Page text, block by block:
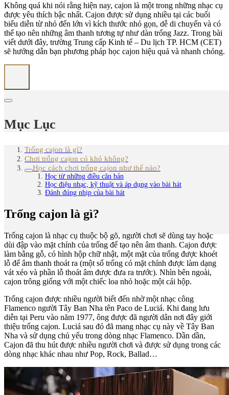
Không quá khi nói rằng hiện nay, cajon là một trong những nhạc cụ
được yêu thích bậc nhất. Cajon được sử dụng nhiều tại các buổi
biểu diễn từ nhỏ đến lớn vì kích thước nhỏ gọn, dễ di chuyển và có
thể tạo nên những âm thanh tương tự như dàn trống Jazz. Trong bài
viết dưới đây, trường Trung cấp Kinh tế – Du lịch TP. HCM (CET)
sẽ hướng dẫn bạn phương pháp học cajon hiệu quả và nhanh chóng.
Mục Lục
Trống cajon là gì?
Chơi trống cajon có khó không?
Học cách chơi trống cajon như thế nào?
Học từ những điều căn bản
Học điệu nhạc, kỹ thuật và áp dụng vào bài hát
Đánh đúng nhịp của bài hát
Trống cajon là gì?
Trống cajon là nhạc cụ thuộc bộ gõ, người chơi sẽ dùng tay hoặc
dùi đập vào mặt chính của trống để tạo nên âm thanh. Cajon được
làm bằng gỗ, có hình hộp chữ nhật, một mặt của trống được khoét
lỗ để âm thanh thoát ra (một số trống có mặt chính được làm dạng
vát xéo và phần lỗ thoát âm được đưa ra trước). Nhìn bên ngoài,
cajon trông giống với một chiếc loa nhỏ hoặc một cái hộp.
Trống cajon được nhiều người biết đến nhờ một nhạc công
Flamenco người Tây Ban Nha tên Paco de Luciá. Khi đang lưu
diễn tại Peru vào năm 1977, ông được đã người dân nơi đây giới
thiệu trống cajon. Luciá sau đó đã mang nhạc cụ này về Tây Ban
Nha và sử dụng chủ yếu trong dòng nhạc Flamenco. Dần dần,
Cajon đã thu hút được nhiều người chơi và được sử dụng trong các
dòng nhạc khác nhau như Pop, Rock, Ballad…